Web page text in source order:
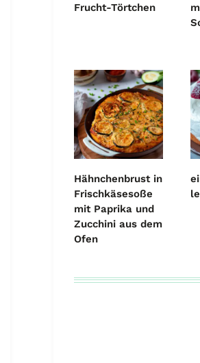
Frucht-Törtchen
Hähnchenbrust in
Frischkäsesoße
mit Paprika und
Zucchini aus dem
Ofen